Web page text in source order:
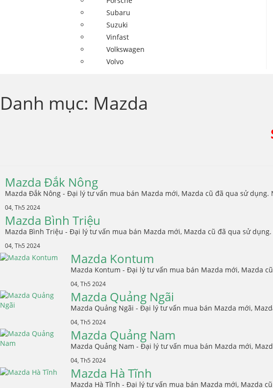
Subaru
Suzuki
Vinfast
Volkswagen
Volvo
Danh mục: Mazda
Mazda Đắk Nông
Mazda Đắk Nông - Đại lý tư vấn mua bán Mazda mới, Mazda cũ đã qua sử
04, Th5 2024
Mazda Bình Triệu
Mazda Bình Triệu - Đại lý tư vấn mua bán Mazda mới, Mazda cũ đã qua sử
04, Th5 2024
Mazda Kontum
Mazda Kontum - Đại lý tư vấn mua bán Mazda mới, Mazda
04, Th5 2024
Mazda Quảng Ngãi
Mazda Quảng Ngãi - Đại lý tư vấn mua bán Mazda mới,
04, Th5 2024
Mazda Quảng Nam
Mazda Quảng Nam - Đại lý tư vấn mua bán Mazda mới,
04, Th5 2024
Mazda Hà Tĩnh
Mazda Hà Tĩnh - Đại lý tư vấn mua bán Mazda mới, Mazda